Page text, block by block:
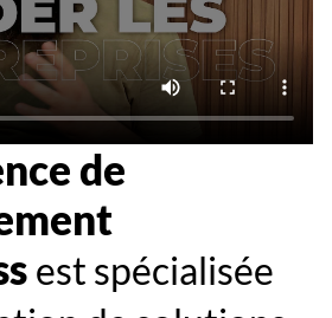
de
est spécialisée